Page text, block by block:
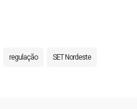
regulação SET Nordeste